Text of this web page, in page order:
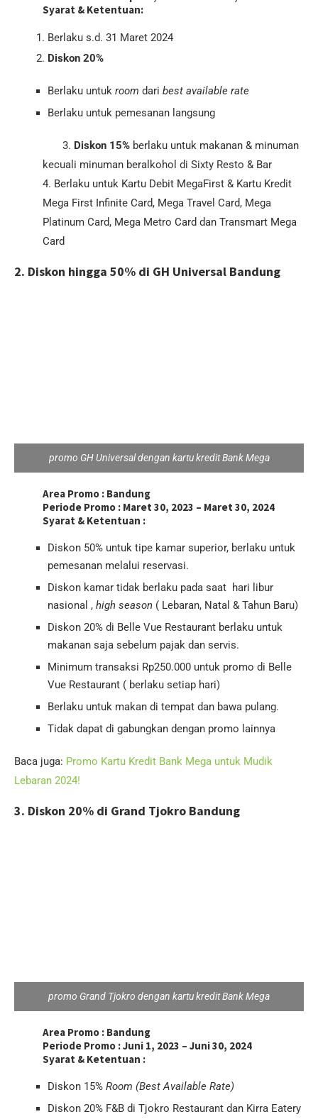
Syarat & Ketentuan:
Berlaku s.d. 31 Maret 2024
Diskon 20%
Berlaku untuk room dari best available rate
Berlaku untuk pemesanan langsung
3. Diskon 15% berlaku untuk makanan & minuman
kecuali minuman beralkohol di Sixty Resto & Bar
4. Berlaku untuk Kartu Debit MegaFirst & Kartu Kredit
Mega First Infinite Card, Mega Travel Card, Mega
Platinum Card, Mega Metro Card dan Transmart Mega
Card
2. Diskon hingga 50% di GH Universal Bandung
promo GH Universal dengan kartu kredit Bank Mega
Area Promo : Bandung
Periode Promo : Maret 30, 2023 – Maret 30, 2024
Syarat & Ketentuan :
Diskon 50% untuk tipe kamar superior, berlaku untuk
pemesanan melalui reservasi.
Diskon kamar tidak berlaku pada saat hari libur
nasional , high season ( Lebaran, Natal & Tahun Baru)
Diskon 20% di Belle Vue Restaurant berlaku untuk
makanan saja sebelum pajak dan servis.
Minimum transaksi Rp250.000 untuk promo di Belle
Vue Restaurant ( berlaku setiap hari)
Berlaku untuk makan di tempat dan bawa pulang.
Tidak dapat di gabungkan dengan promo lainnya
Baca juga: Promo Kartu Kredit Bank Mega untuk Mudik
Lebaran 2024!
3. Diskon 20% di Grand Tjokro Bandung
promo Grand Tjokro dengan kartu kredit Bank Mega
Area Promo : Bandung
Periode Promo :Juni 1, 2023 – Juni 30, 2024
Syarat & Ketentuan :
Diskon 15% Room (Best Available Rate)
Diskon 20% F&B di Tjokro Restaurant dan Kirra Eatery